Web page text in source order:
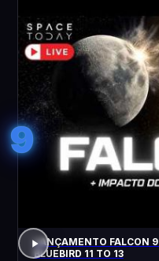
9
LANÇAMENTO FALCON 9 + IMPACTO NA LUA!!!! | MISSÃO
BLUEBIRD 11 TO 13